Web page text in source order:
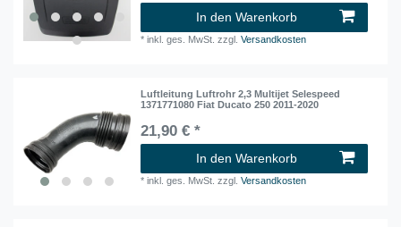
In den Warenkorb
*inkl. ges. MwSt. zzgl.Versandkosten
Luftleitung Luftrohr 2,3 Multijet Selespeed
1371771080 Fiat Ducato 250 2011-2020
21,90 € *
In den Warenkorb
*inkl. ges. MwSt. zzgl.Versandkosten